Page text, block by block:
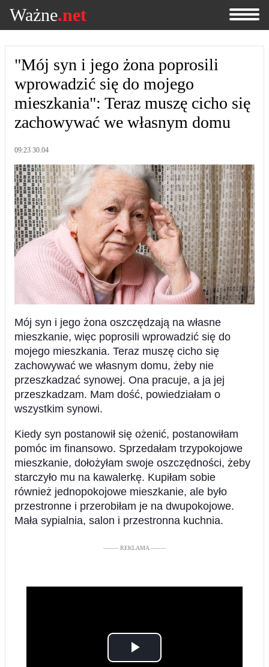
Ważne.net
"Mój syn i jego żona poprosili
wprowadzić się do mojego
mieszkania": Teraz muszę cicho się
zachowywać we własnym domu
09:23 30.04
Mój syn i jego żona oszczędzają na własne
mieszkanie, więc poprosili wprowadzić się do
mojego mieszkania. Teraz muszę cicho się
zachowywać we własnym domu, żeby nie
przeszkadzać synowej. Ona pracuje, a ja jej
przeszkadzam. Mam dość, powiedziałam o
wszystkim synowi.
Kiedy syn postanowił się ożenić, postanowiłam
pomóc im finansowo. Sprzedałam trzypokojowe
mieszkanie, dołożyłam swoje oszczędności, żeby
starczyło mu na kawalerkę. Kupiłam sobie
również jednopokojowe mieszkanie, ale było
przestronne i przerobiłam je na dwupokojowe.
Mała sypialnia, salon i przestronna kuchnia.
––––– REKLAMA –––––
Play